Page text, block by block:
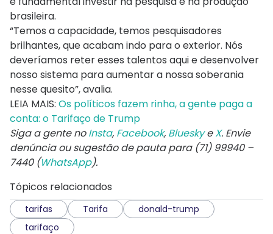
brasileira.
“Temos a capacidade, temos pesquisadores
brilhantes, que acabam indo para o exterior. Nós
deveríamos reter esses talentos aqui e desenvolver
nosso sistema para aumentar a nossa soberania
nesse quesito”, avalia.
LEIA MAIS: Os políticos fazem rinha, a gente paga a
conta: o Tarifaço de Trump
Siga a gente noInsta, Facebook, BlueskyeX. Envie
denúncia ou sugestão de pauta para (71) 99940 –
7440 (WhatsApp).
Tópicos relacionados
tarifas Tarifa
donald-trump
tarifaço